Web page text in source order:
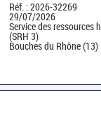
Réf. : 2026-32269
29/07/2026
Service des ressources
(SRH 3)
Bouches du Rhône (13)